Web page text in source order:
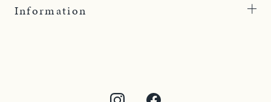
Information